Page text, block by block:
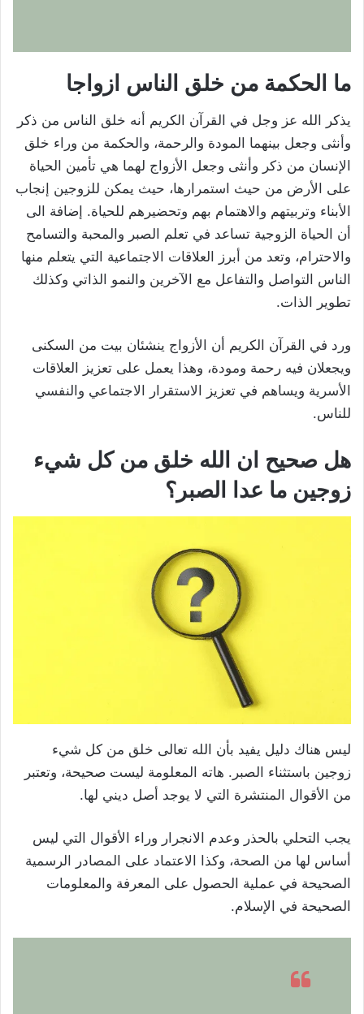
ما الحكمة من خلق الناس ازواجا
يذكر الله عز وجل في القرآن الكريم أنه خلق الناس من ذكر
وأنثى وجعل بينهما المودة والرحمة، والحكمة من وراء خلق
الإنسان من ذكر وأنثى وجعل الأزواج لهما هي تأمين الحياة
على الأرض من حيث استمرارها، حيث يمكن للزوجين إنجاب
الأبناء وتربيتهم والاهتمام بهم وتحضيرهم للحياة. إضافة الى
أن الحياة الزوجية تساعد في تعلم الصبر والمحبة والتسامح
والاحترام، وتعد من أبرز العلاقات الاجتماعية التي يتعلم منها
الناس التواصل والتفاعل مع الآخرين والنمو الذاتي وكذلك
تطوير الذات.
ورد في القرآن الكريم أن الأزواج ينشئان بيت من السكنى
ويجعلان فيه رحمة ومودة، وهذا يعمل على تعزيز العلاقات
الأسرية ويساهم في تعزيز الاستقرار الاجتماعي والنفسي
للناس.
هل صحيح ان الله خلق من كل شيء
زوجين ما عدا الصبر؟
ليس هناك دليل يفيد بأن الله تعالى خلق من كل شيء
زوجين باستثناء الصبر. هاته المعلومة ليست صحيحة، وتعتبر
من الأقوال المنتشرة التي لا يوجد أصل ديني لها.
يجب التحلي بالحذر وعدم الانجرار وراء الأقوال التي ليس
أساس لها من الصحة، وكذا الاعتماد على المصادر الرسمية
الصحيحة في عملية الحصول على المعرفة والمعلومات
الصحيحة في الإسلام.